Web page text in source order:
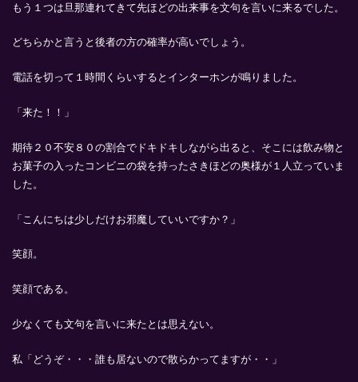
もう１つは旦那連れてきて先ほどの出来事を文句を言いに来るでした。
どちらかと言うと後者の方の確率が高いでしょう。
電話を切って１時間くらいするとインターホンが鳴りました。
「来た！！」
期待２０不安８０の割合でドキドキしながら出ると、そこには飲み物と
お菓子の入ったコンビニの袋を持ったさきほどの奥様が１人立っていま
した。
「こんにちは少しだけお邪魔していいですか？」
笑顔。
笑顔である。
少なくても文句を言いに来たとは思えない。
私「どうぞ・・・誰も居ないので散らかってますが・・」